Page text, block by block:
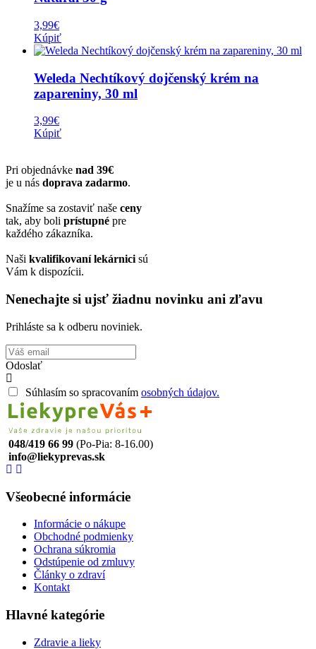
3,99€
Kúpiť
Weleda Nechtíkový dojčenský krém na
zapareniny, 30 ml
3,99€
Kúpiť
Pri objednávke nad 39€
je u nás doprava zadarmo.
Snažíme sa zostaviť naše ceny
tak, aby boli prístupné pre
každého zákazníka.
Naši kvalifikovaní lekárnici sú
Vám k dispozícii.
Nenechajte si ujsť žiadnu novinku ani zľavu
Prihláste sa k odberu noviniek.
Odoslať
Súhlasím so spracovaním osobných údajov.
048/419 66 99 (Po-Pia: 8-16.00)
info@liekyprevas.sk
Všeobecné informácie
Informácie o nákupe
Obchodné podmienky
Ochrana súkromia
Odstúpenie od zmluvy
Články o zdraví
Kontakt
Hlavné kategórie
Zdravie a lieky